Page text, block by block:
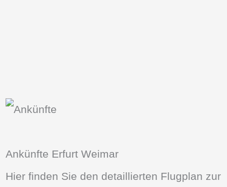
Ankünfte Erfurt Weimar
Hier finden Sie den detaillierten Flugplan zur